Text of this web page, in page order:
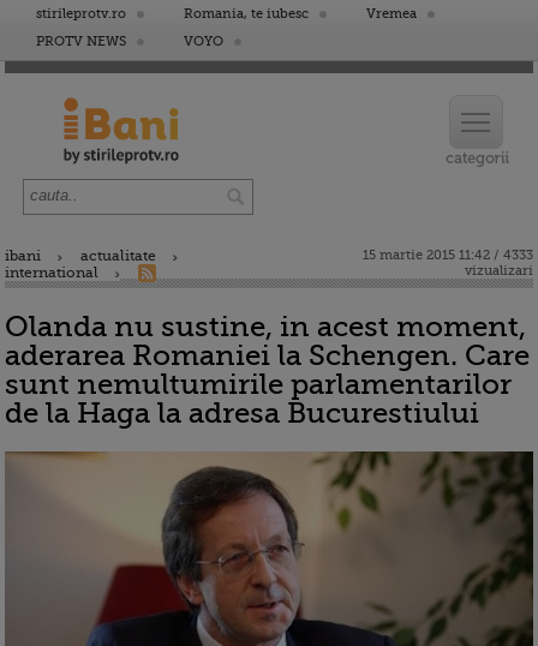
stirileprotv.ro Romania, te iubesc
Vremea
PROTV NEWS
VOYO
ibani
actualitate
international
15 martie 2015 11:42 / 4333
vizualizari
Olanda nu sustine, in acest moment,
aderarea Romaniei la Schengen. Care
sunt nemultumirile parlamentarilor
de la Haga la adresa Bucurestiului